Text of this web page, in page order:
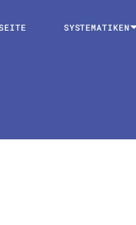
SYSTEMATIKEN